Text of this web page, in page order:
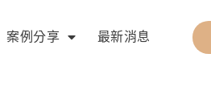
案例分享 最新消息